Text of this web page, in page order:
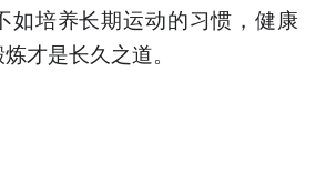
如培养长期运动的习惯，健康
才是长久之道。